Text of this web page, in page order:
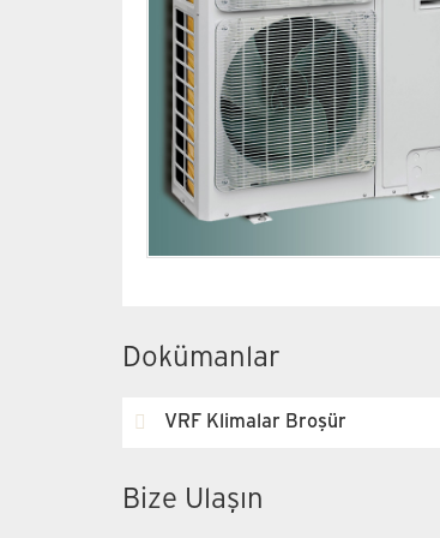
Dokümanlar
VRF Klimalar Broşür
Bize Ulaşın